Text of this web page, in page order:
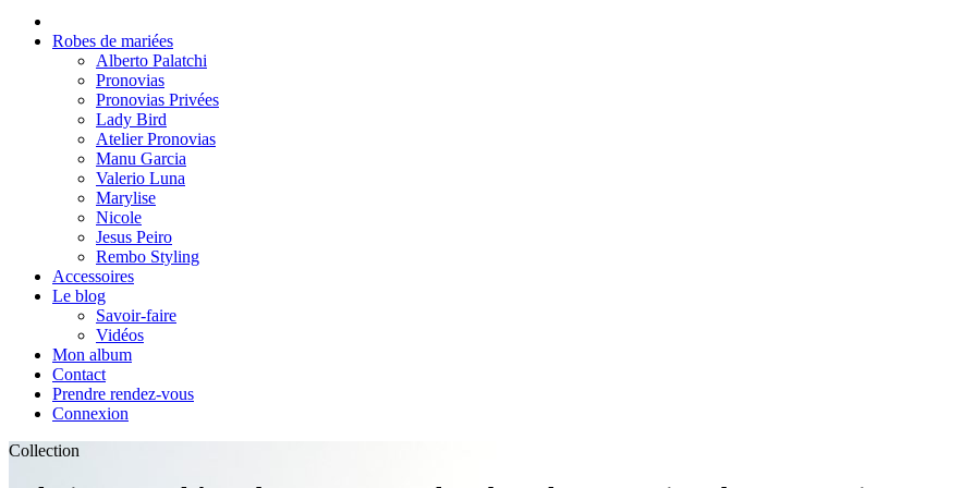
Robes de mariées
Alberto Palatchi
Pronovias
Pronovias Privées
Lady Bird
Atelier Pronovias
Manu Garcia
Valerio Luna
Marylise
Nicole
Jesus Peiro
Rembo Styling
Accessoires
Le blog
Savoir-faire
Vidéos
Mon album
Contact
Prendre rendez-vous
Connexion
Collection